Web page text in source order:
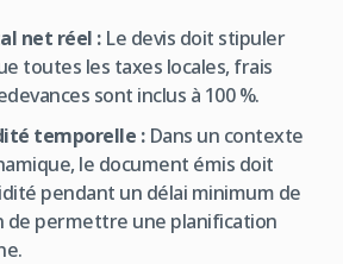
net réel :Le devis doit stipuler
toutes les taxes locales, frais
sont inclus à 100 %.
temporelle :Dans un contexte
le document émis doit
pendant un délai minimum de
de permettre une planification